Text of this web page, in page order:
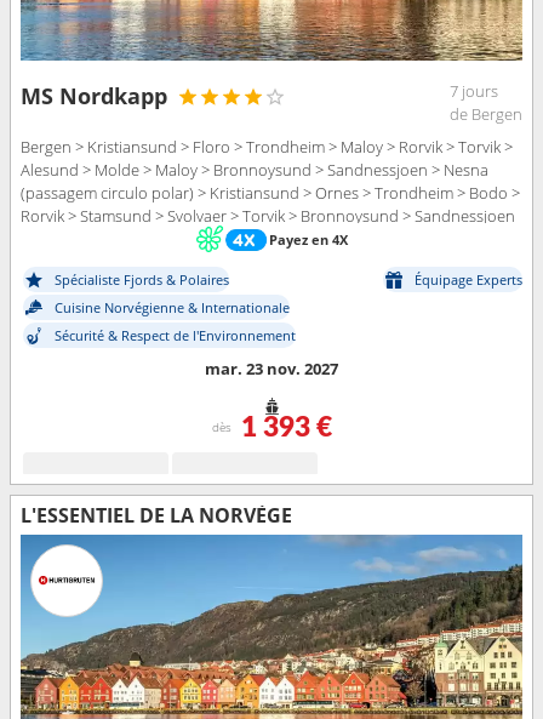
MS Nordkapp
7 jours
de Bergen
Bergen > Kristiansund > Floro > Trondheim > Maloy > Rorvik > Torvik >
Alesund > Molde > Maloy > Bronnoysund > Sandnessjoen > Nesna
(passagem circulo polar) > Kristiansund > Ornes > Trondheim > Bodo >
Rorvik > Stamsund > Svolvaer > Torvik > Bronnoysund > Sandnessjoen
> Stokmarknes > Nesna (passagem circulo polar) > sortland > Ornes >
Tromso > Skjervoy > Alesund > Stokmarknes > sortland > Oksfjord >
Risoyhamn > Hammerfest > Harstad > Havoysund > Finnsnes >
Honningsvag > Tromso > Kjollefjord > Skjervoy > Mehamn > Berlevag >
Honningsvag > Vadso > Kjollefjord > Kirkenes > Mehamn > Berlevag >
Kristiansund > Batsfjord > Vardo > Vadso > Kirkenes > Trondheim >
Rorvik > Bronnoysund > Sandnessjoen > Nesna (passagem circulo
Hammerfest > Havoysund > Honningsvag > Kjollefjord > Mehamn >
Berlevag > Batsfjord > Vardo > Vadso > Kirkenes
Payez en 4X
Spécialiste Fjords & Polaires
Équipage Experts
Cuisine Norvégienne & Internationale
Sécurité & Respect de l'Environnement
mar. 23 nov. 2027
dès 1 393 €
L'ESSENTIEL DE LA NORVÈGE